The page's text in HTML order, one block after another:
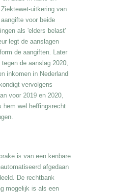
uitkering van
voor beide
als 'elders belast'
legt de aanslagen
de aangiften. Later
de aanslag 2020,
inkomen in Nederland
vervolgens
voor 2019 en 2020,
hem wel heffingsrecht
is van een kenbare
afgedaan
De rechtbank
mogelijk is als een